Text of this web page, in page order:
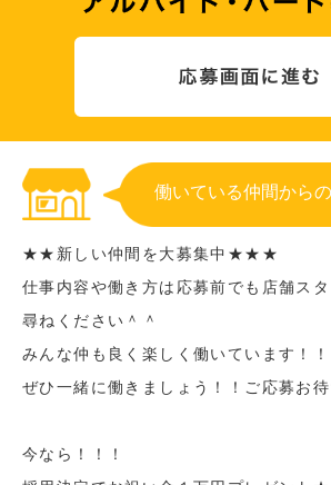
働いている仲間から
★★新しい仲間を大募集中★★★
仕事内容や働き方は応募前でも店舗ス
尋ねください＾＾
みんな仲も良く楽しく働いています！！
ぜひ一緒に働きましょう！！ご応募お待
今なら！！！